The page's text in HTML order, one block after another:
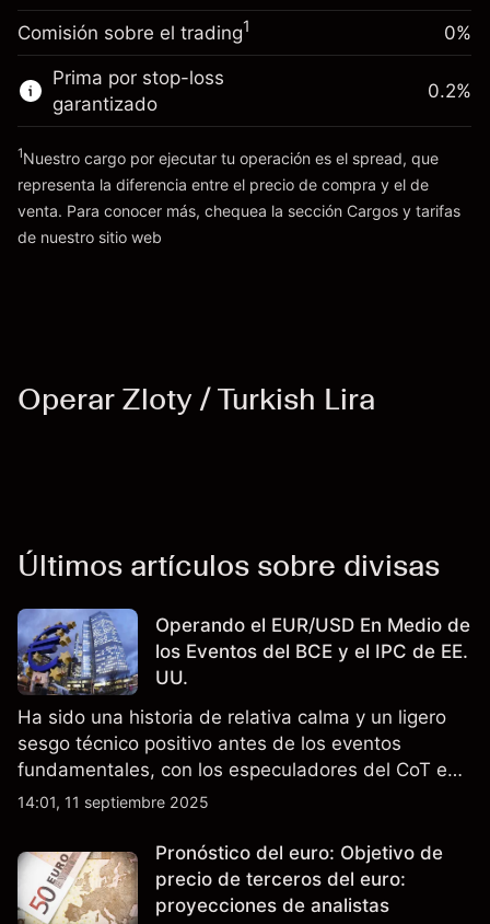
Tamaño de la operación con apalancamiento
Dinero del apalancamiento ~
$TRY 49,000.00
Ir a la plataforma
nocturno
Cargos por el valor total de
la posición
Tamaño de la operación con apalancamiento
~TRY 50,000.00
$ TRY 49,000.00
Ir a la plataforma
Comisión sobre el trading1 0%
Prima por stop-loss
garantizado
Cargos
0.2%
1Nuestro cargo por ejecutar tu operación es el spread, que
representa la diferencia entre el precio de compra y el de
venta. Para conocer más, chequea la sección Cargos y tarifas
de nuestro sitio web
Operar Zloty / Turkish Lira
Últimos artículos sobre divisas
Operando el EUR/USD En Medio de
los Eventos del BCE y el IPC de EE.
UU.
Ha sido una historia de relativa calma y un ligero
sesgo técnico positivo antes de los eventos
fundamentales, con los especuladores del CoT en
posición neta larga mientras los clientes de
14:01, 11 septiembre 2025
Pronóstico del euro: Objetivo de
precio de terceros del euro:
proyecciones de analistas